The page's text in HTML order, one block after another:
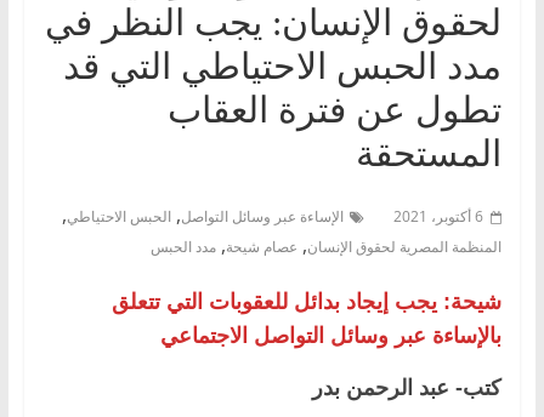
لحقوق الإنسان: يجب النظر في
مدد الحبس الاحتياطي التي قد
تطول عن فترة العقاب
المستحقة
6 أكتوبر، 2021 الإساءة عبر وسائل التواصل, الحبس الاحتياطي,
المنظمة المصرية لحقوق الإنسان, عصام شيحة, مدد الحبس
شيحة: يجب إيجاد بدائل للعقوبات التي تتعلق
بالإساءة عبر وسائل التواصل الاجتماعي
كتب- عبد الرحمن بدر